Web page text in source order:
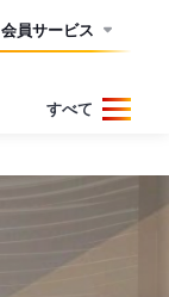
会員サービス
すべて